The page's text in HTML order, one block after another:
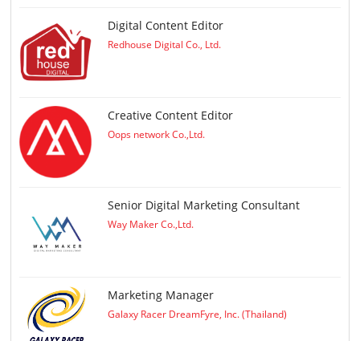
Digital Content Editor
Redhouse Digital Co., Ltd.
Creative Content Editor
Oops network Co.,Ltd.
Senior Digital Marketing Consultant
Way Maker Co.,Ltd.
Marketing Manager
Galaxy Racer DreamFyre, Inc. (Thailand)